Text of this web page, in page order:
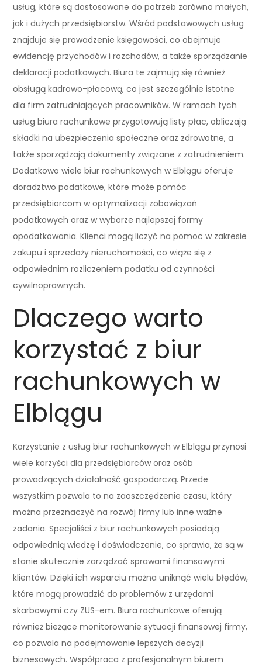
usług, które są dostosowane do potrzeb zarówno małych,
jak i dużych przedsiębiorstw. Wśród podstawowych usług
znajduje się prowadzenie księgowości, co obejmuje
ewidencję przychodów i rozchodów, a także sporządzanie
deklaracji podatkowych. Biura te zajmują się również
obsługą kadrowo-płacową, co jest szczególnie istotne
dla firm zatrudniających pracowników. W ramach tych
usług biura rachunkowe przygotowują listy płac, obliczają
składki na ubezpieczenia społeczne oraz zdrowotne, a
także sporządzają dokumenty związane z zatrudnieniem.
Dodatkowo wiele biur rachunkowych w Elblągu oferuje
doradztwo podatkowe, które może pomóc
przedsiębiorcom w optymalizacji zobowiązań
podatkowych oraz w wyborze najlepszej formy
opodatkowania. Klienci mogą liczyć na pomoc w zakresie
zakupu i sprzedaży nieruchomości, co wiąże się z
odpowiednim rozliczeniem podatku od czynności
cywilnoprawnych.
Dlaczego warto
korzystać z biur
rachunkowych w
Elblągu
Korzystanie z usług biur rachunkowych w Elblągu przynosi
wiele korzyści dla przedsiębiorców oraz osób
prowadzących działalność gospodarczą. Przede
wszystkim pozwala to na zaoszczędzenie czasu, który
można przeznaczyć na rozwój firmy lub inne ważne
zadania. Specjaliści z biur rachunkowych posiadają
odpowiednią wiedzę i doświadczenie, co sprawia, że są w
stanie skutecznie zarządzać sprawami finansowymi
klientów. Dzięki ich wsparciu można uniknąć wielu błędów,
które mogą prowadzić do problemów z urzędami
skarbowymi czy ZUS-em. Biura rachunkowe oferują
również bieżące monitorowanie sytuacji finansowej firmy,
co pozwala na podejmowanie lepszych decyzji
biznesowych. Współpraca z profesjonalnym biurem